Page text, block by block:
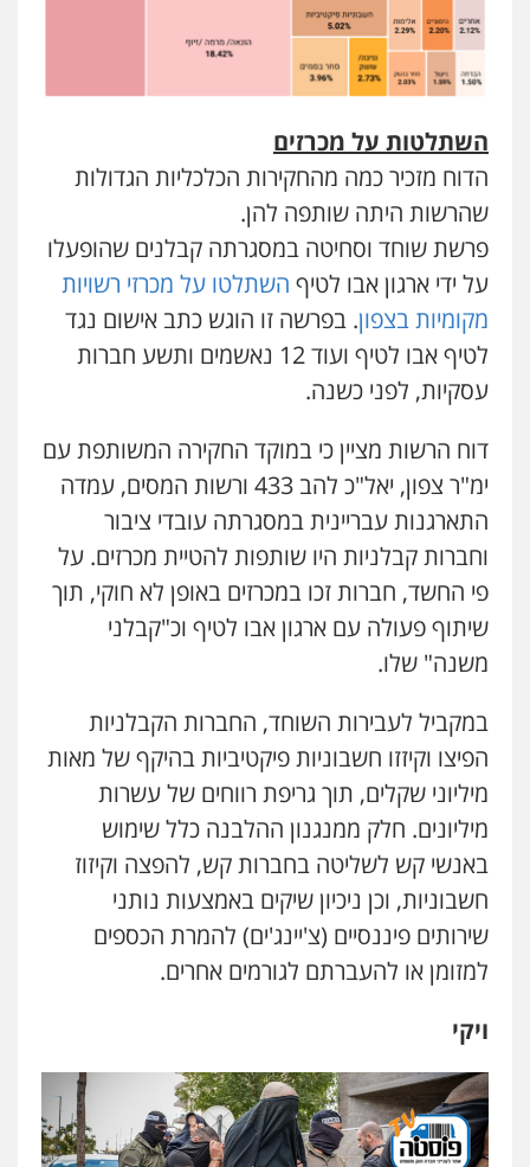
השתלטות על מכרזים
הדוח מזכיר כמה מהחקירות הכלכליות הגדולות
שהרשות היתה שותפה להן.
פרשת שוחד וסחיטה במסגרתה קבלנים שהופעלו
על ידי ארגון אבו לטיף השתלטו על מכרזי רשויות
מקומיות בצפון. בפרשה זו הוגש כתב אישום נגד
לטיף אבו לטיף ועוד 12 נאשמים ותשע חברות
עסקיות, לפני כשנה.
דוח הרשות מציין כי במוקד החקירה המשותפת עם
ימ"ר צפון, יאל"כ להב 433 ורשות המסים, עמדה
התארגנות עבריינית במסגרתה עובדי ציבור
וחברות קבלניות היו שותפות להטיית מכרזים. על
פי החשד, חברות זכו במכרזים באופן לא חוקי, תוך
שיתוף פעולה עם ארגון אבו לטיף וכ"קבלני
משנה" שלו.
במקביל לעבירות השוחד, החברות הקבלניות
הפיצו וקיזזו חשבוניות פיקטיביות בהיקף של מאות
מיליוני שקלים, תוך גריפת רווחים של עשרות
מיליונים. חלק ממנגנון ההלבנה כלל שימוש
באנשי קש לשליטה בחברות קש, להפצה וקיזוז
חשבוניות, וכן ניכיון שיקים באמצעות נותני
שירותים פיננסיים (צ'יינג'ים) להמרת הכספים
למזומן או להעברתם לגורמים אחרים.
ויקי